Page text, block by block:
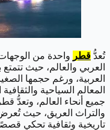
تُعدُّ قطر واحدة من
العربي والعالم، حيث
العربية، ورغم حجمها
المعالم السياحية
جميع أنحاء العالم، وتعدُّ
والتراث العريق، حيث تُعرض
تاريخية وثقافية تحكي